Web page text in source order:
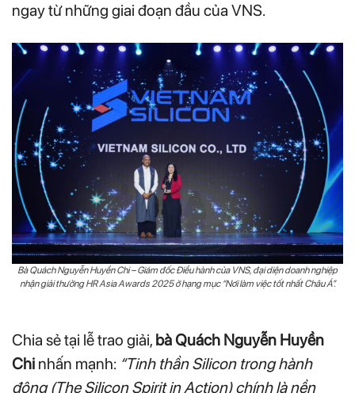
ngay từ những giai đoạn đầu của VNS.
Bà Quách Nguyễn Huyền Chi – Giám đốc Điều hành của VNS, đại diện doanh nghiệp
nhận giải thưởng HR Asia Awards 2025 ở hạng mục “Nơi làm việc tốt nhất Châu Á”.
Chia sẻ tại lễ trao giải, bà Quách Nguyễn Huyền
Chi nhấn mạnh: “Tinh thần Silicon trong hành
động (The Silicon Spirit in Action) chính là nền